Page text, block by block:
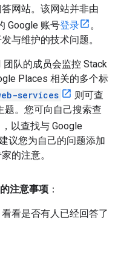
网站。该网站并非由
Google 账号登录
。
与维护的技术问题。
队的成员会监控 Stack
Places 相关的多个标
services
则可查
。您可向自己搜索查
，以查找与 Google
议您为自己的问题添加
的注意。
注意事项 ：
看是否有人已经回答了